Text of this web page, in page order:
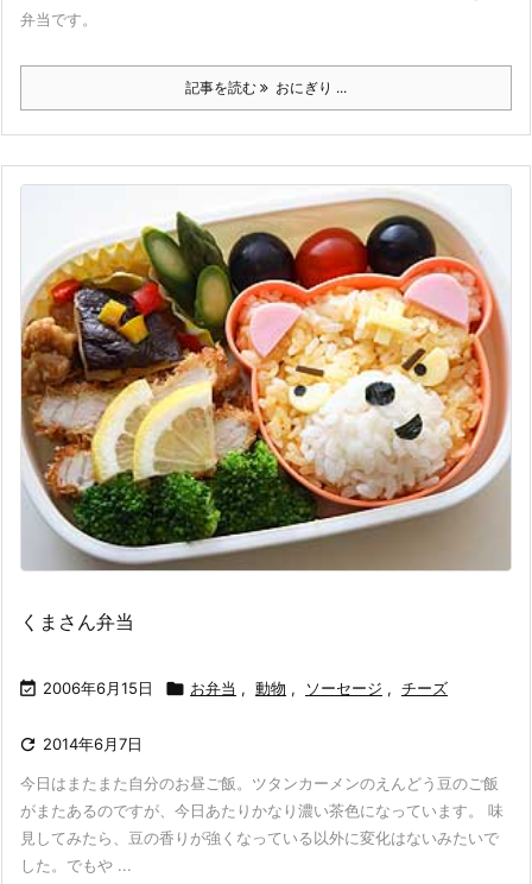
弁当です。
記事を読む おにぎり ...
くまさん弁当
 2006年6月15日  お弁当 , 動物 , ソーセージ , チーズ
 2014年6月7日
今日はまたまた自分のお昼ご飯。ツタンカーメンのえんどう豆のご飯
がまたあるのですが、今日あたりかなり濃い茶色になっています。 味
見してみたら、豆の香りが強くなっている以外に変化はないみたいで
した。でもや ...